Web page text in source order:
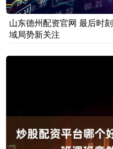
山东德州配资官网 最后时
域局势新关注